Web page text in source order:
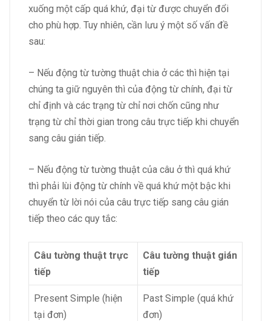
xuống một cấp quá khứ, đại từ được chuyển đổi
cho phù hợp. Tuy nhiên, cần lưu ý một số vấn đề
sau:
– Nếu động từ tường thuật chia ở các thì hiện tại
chúng ta giữ nguyên thì của động từ chính, đại từ
chỉ định và các trạng từ chỉ nơi chốn cũng như
trạng từ chỉ thời gian trong câu trực tiếp khi chuyển
sang câu gián tiếp.
– Nếu động từ tường thuật của câu ở thì quá khứ
thì phải lùi động từ chính về quá khứ một bậc khi
chuyển từ lời nói của câu trực tiếp sang câu gián
tiếp theo các quy tắc:
Câu tường thuật trực
tiếp
Câu tường thuật gián
tiếp
Present Simple (hiện
tại đơn)
Past Simple (quá khứ
đơn)